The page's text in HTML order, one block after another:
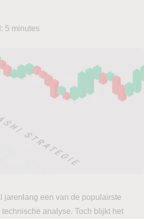
5 minutes
jarenlang een van de populairste
analyse. Toch blijkt het